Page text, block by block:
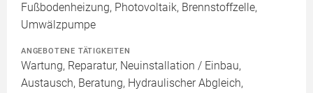
Fußbodenheizung, Photovoltaik, Brennstoffzelle,
Umwälzpumpe
ANGEBOTENE TÄTIGKEITEN
Wartung, Reparatur, Neuinstallation / Einbau,
Austausch, Beratung, Hydraulischer Abgleich,